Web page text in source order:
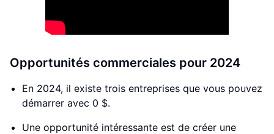
Opportunités commerciales pour 2024
En 2024, il existe trois entreprises que vous pouvez
démarrer avec 0 $.
Une opportunité intéressante est de créer une